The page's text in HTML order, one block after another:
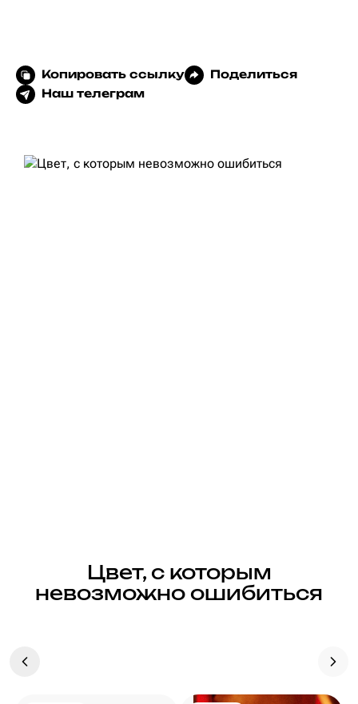
Копировать ссылку
Поделиться
Наш телеграм
Цвет, с которым
невозможно ошибиться